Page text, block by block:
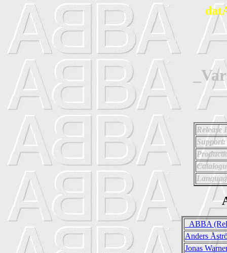
Release
Support:
_ABBA
Anders
Jonas